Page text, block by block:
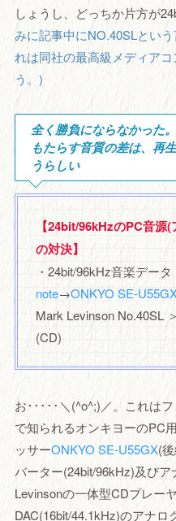
しょうし、どっちか片方が
みに記事中にNO.40SLとい
れは同社の最高級メディア
う。)
全く勝負にならなかった
もたらす音質の差は、再
うらしい
【24bit/96kHzのPC音
の対決】
・24bit/96kHz音楽デー
note→ONKYO SE-
Mark Levinson No.40SL
(CD)
お･････＼(^o^;)／。これは
で知られるオンキヨーのPC
ッサーONKYO SE-U55GX(
バーター(24bit/96kHz)及び
Levinsonの一体型CDプレー
DAC(16bit/44.1kHz)のアナロ